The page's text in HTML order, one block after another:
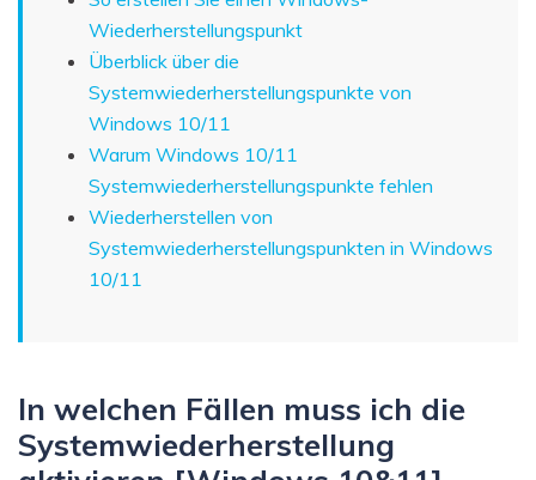
Wiederherstellungspunkt
Überblick über die
Systemwiederherstellungspunkte von
Windows 10/11
Warum Windows 10/11
Systemwiederherstellungspunkte fehlen
Wiederherstellen von
Systemwiederherstellungspunkten in Windows
10/11
In welchen Fällen muss ich die
Systemwiederherstellung